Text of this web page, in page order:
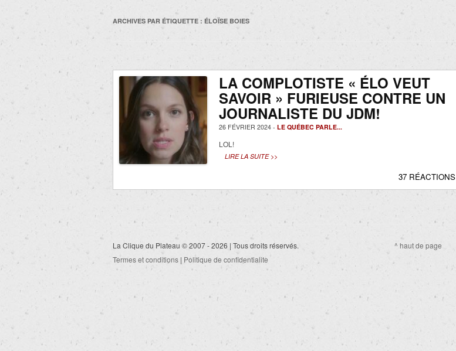
ARCHIVES PAR ÉTIQUETTE : ÉLOÏSE BOIES
LA COMPLOTISTE « ÉLO VEUT
SAVOIR » FURIEUSE CONTRE UN
JOURNALISTE DU JDM!
26 FÉVRIER 2024 - LE QUÉBEC PARLE...
LOL!
LIRE LA SUITE >>
37 RÉACTIONS
La Clique du Plateau © 2007 - 2026 | Tous droits réservés.
Termes et conditions | Politique de confidentialite
^ haut de page